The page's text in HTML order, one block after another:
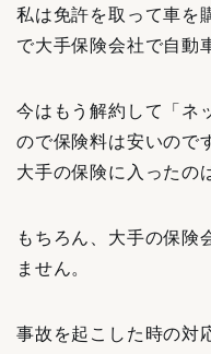
私は免許を取って車を
で大手保険会社で自動
今はもう解約して「ネ
ので保険料は安いので
大手の保険に入ったの
もちろん、大手の保険
ません。
事故を起こした時の対